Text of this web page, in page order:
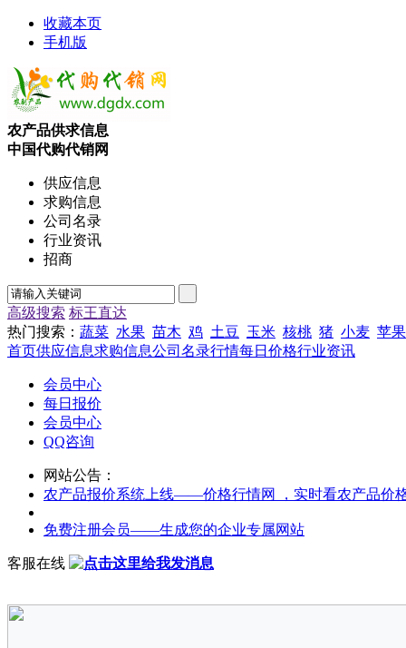
收藏本页
手机版
农产品供求信息
中国代购代销网
供应信息
求购信息
公司名录
行业资讯
招商
高级搜索 标王直达
热门搜索： 蔬菜 水果 苗木 鸡 土豆 玉米 核桃 猪 小麦 苹果
首页供应信息求购信息公司名录行情每日价格行业资讯
会员中心
每日报价
会员中心
QQ咨询
网站公告：
农产品报价系统上线——价格行情网 ，实时看农产品价
免费注册会员——生成您的企业专属网站
客服在线